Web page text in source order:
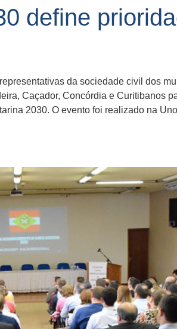
define
da sociedade civil dos
Caçador, Concórdia e Curitibanos
2030. O evento foi realizado na